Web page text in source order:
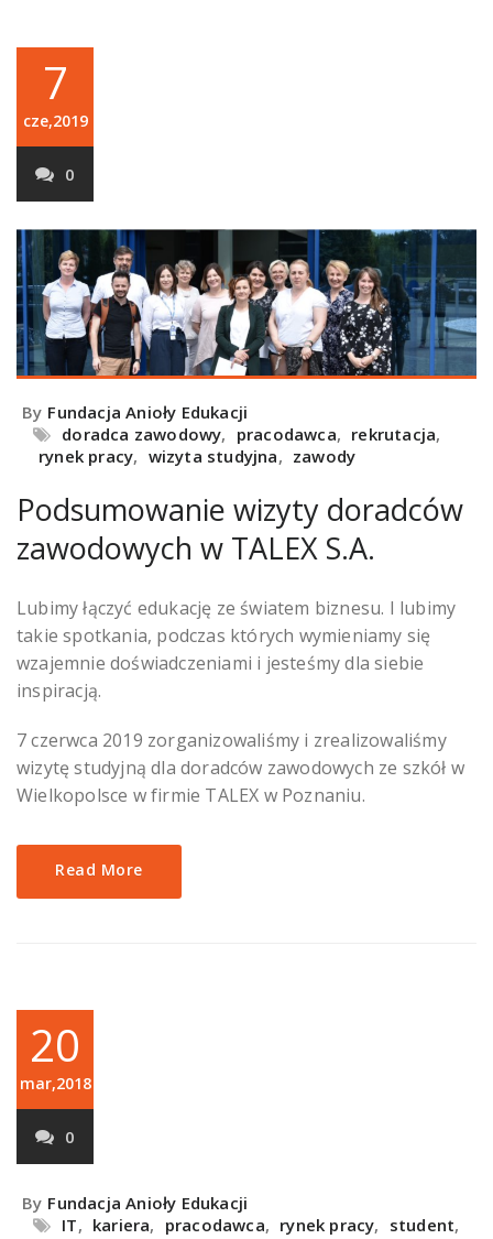
7
cze,2019
0
By Fundacja Anioły Edukacji
doradca zawodowy, pracodawca, rekrutacja,
rynek pracy, wizyta studyjna, zawody
Podsumowanie wizyty doradców
zawodowych w TALEX S.A.
Lubimy łączyć edukację ze światem biznesu. I lubimy
takie spotkania, podczas których wymieniamy się
wzajemnie doświadczeniami i jesteśmy dla siebie
inspiracją.
7 czerwca 2019 zorganizowaliśmy i zrealizowaliśmy
wizytę studyjną dla doradców zawodowych ze szkół w
Wielkopolsce w firmie TALEX w Poznaniu.
Read More
20
mar,2018
0
By Fundacja Anioły Edukacji
IT, kariera, pracodawca, rynek pracy, student,